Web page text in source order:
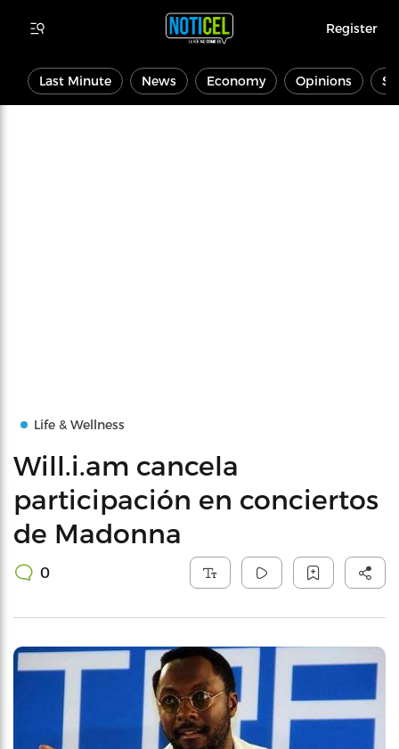
Register
Last Minute News Economy Opinions
Life & Wellness
Will.i.am cancela
participación en conciertos
de Madonna
0